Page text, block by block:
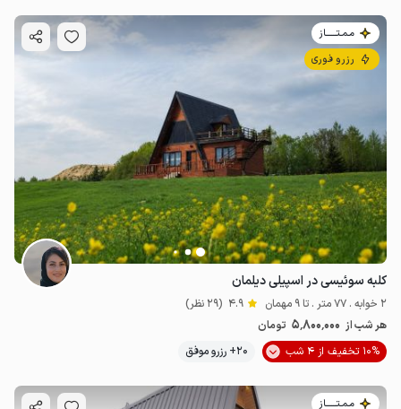
2.8 میلیون ت 5
مـمـتــــــاز
رزرو فوری
کلبه سوئیسی در اسپیلی دیلمان
2 خوابه . 77 متر . تا 9 مهمان 4.9 (29 نظر)
هر شب از 5٬800٬000 تومان
10% تخفیف از 4 شب
20+ رزرو موفق
مـمـتــــــاز